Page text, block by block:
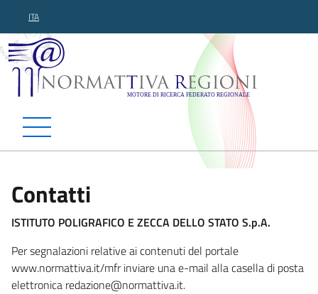
ITA
Normattiva Regioni -
Contatti
ISTITUTO POLIGRAFICO E ZECCA DELLO STATO S.p.A.
Per segnalazioni relative ai contenuti del portale
www.normattiva.it/mfr inviare una e-mail alla casella di posta
elettronica redazione@normattiva.it.